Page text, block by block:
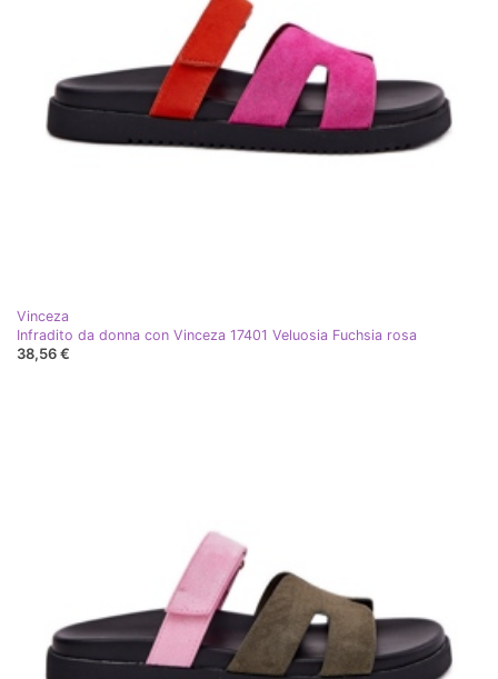
Vinceza
Infradito da donna con Vinceza 17401 Veluosia Fuchsia rosa
38,56 €